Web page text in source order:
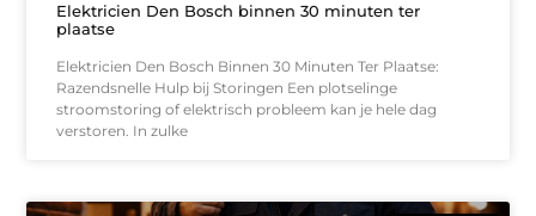
Elektricien Den Bosch binnen 30 minuten ter
plaatse
Elektricien Den Bosch Binnen 30 Minuten Ter Plaatse:
Razendsnelle Hulp bij Storingen Een plotselinge
stroomstoring of elektrisch probleem kan je hele dag
verstoren. In zulke